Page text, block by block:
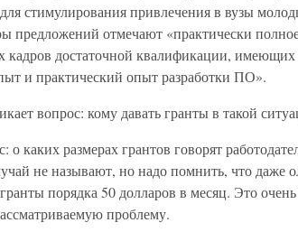
стимулирования привлечения в вузы
предложений отмечают «практически
кадров достаточной квалификации,
и практический опыт разработки ПО».
вопрос: кому давать гранты в такой
о каких размерах грантов говорят
не называют, но надо помнить, что даже
порядка 50 долларов в месяц. Это
проблему.